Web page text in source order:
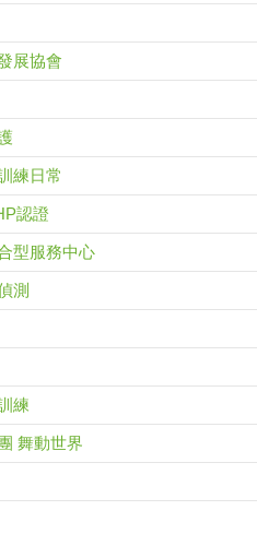
展協會
練日常
認證
型服務中心
測
練
舞動世界